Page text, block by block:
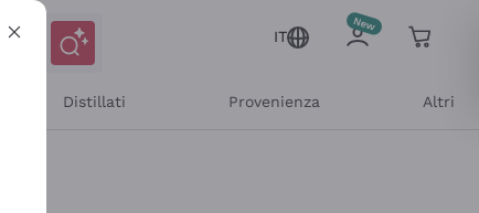
IT
Distillati Provenienza Altri